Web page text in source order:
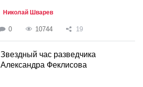
Николай Шварев
0 10744 19
Звездный час разведчика
Александра Феклисова